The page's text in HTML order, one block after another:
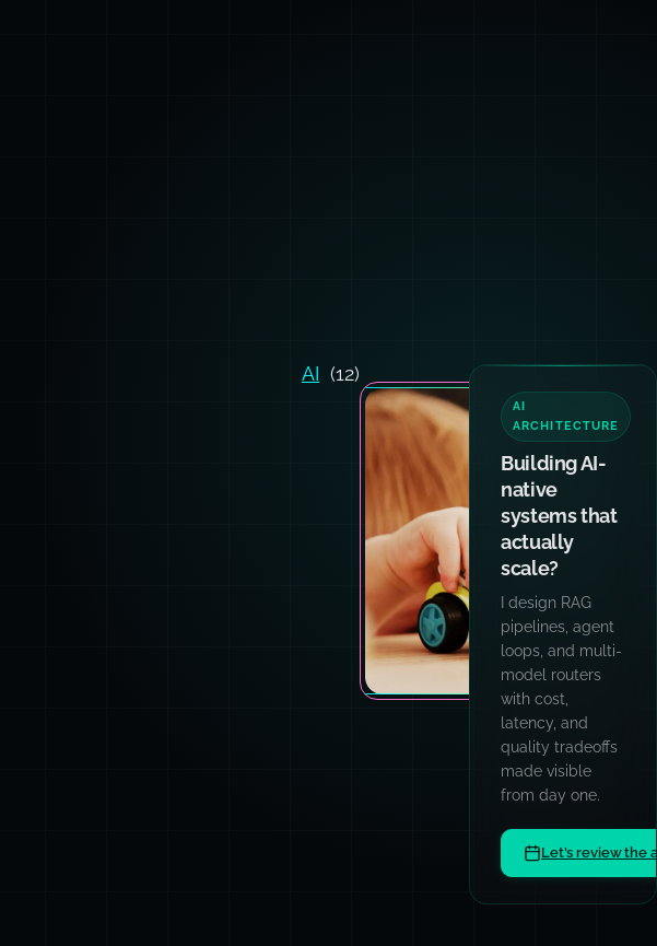
AI (12)
AI
ARCHITECTURE
Building AI-
native
systems that
actually
scale?
I design RAG
pipelines, agent
loops, and multi-
model routers
with cost,
latency, and
quality tradeoffs
made visible
from day one.
Let's review the